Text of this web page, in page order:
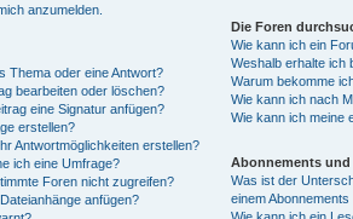
anzumelden.
Thema oder eine Antwort?
bearbeiten oder löschen?
eine Signatur anfügen?
erstellen?
Antwortmöglichkeiten erstellen?
ich eine Umfrage?
Foren nicht zugreifen?
anfügen?
Die Foren
Wie kann ich ein
Weshalb erhalte ich
Warum bekomme
Wie kann ich nach
Wie kann ich meine
Abonnements und
Was ist der
einem
Wie kann ich ein